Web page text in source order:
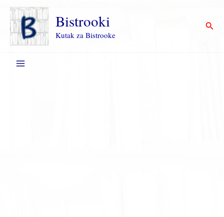
Пређи
садржај
Bistrooki
Kutak za Bistrooke